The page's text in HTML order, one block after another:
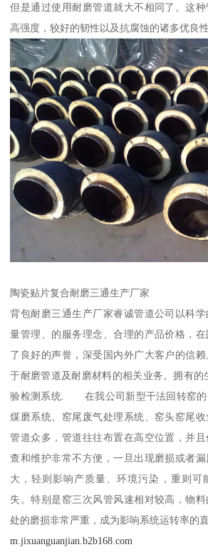
但是通过使用耐磨管道就大不相同了。这
高强度，较好的韧性以及抗腐蚀的诸多优良
陶瓷贴片复合耐磨三通生产厂家
背包耐磨三通生产厂家睿诚管道公司以科
量管理、的服务理念、合理的产品价格，
了良好的声誉，深受国内外广大客户的信
于耐磨管道及耐磨材料的相关业务。拥有
验检测系统. 在我公司新型干法回转窑的
煤磨系统、窑尾废气处理系统、窑头窑尾
管道众多，管道往往布置在高空位置，并
查和维护非常不方便，一旦出现磨损或者
大，轻则影响产质量、环境污染，重则可
失。特别是窑三次风管风速相对较高，物
处的磨损非常严重，成为影响系统运转率的直
m.jixuanguanjian.b2b168.com